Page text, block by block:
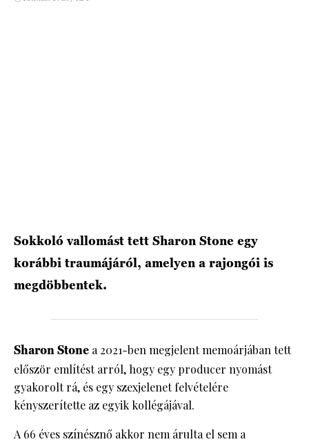
Sokkoló vallomást tett Sharon Stone egy
korábbi traumájáról, amelyen a rajongói is
megdöbbentek.
Sharon Stone a 2021-ben megjelent memoárjában tett
először említést arról, hogy egy producer nyomást
gyakorolt rá, és egy szexjelenet felvételére
kényszerítette az egyik kollégájával.
A 66 éves színésznő akkor nem árulta el sem a